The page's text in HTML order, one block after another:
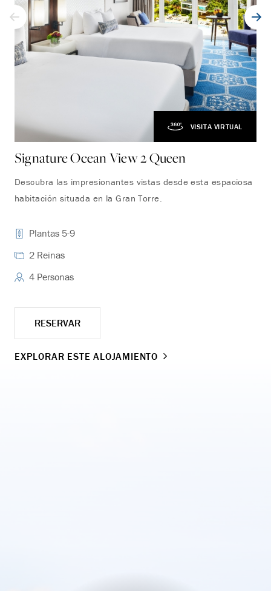
VISITA VIRTUAL
Signature Ocean View 2 Queen
Descubra las impresionantes vistas desde esta espaciosa
habitación situada en la Gran Torre.
Plantas 5-9
2 Reinas
4 Personas
RESERVAR
EXPLORAR ESTE ALOJAMIENTO